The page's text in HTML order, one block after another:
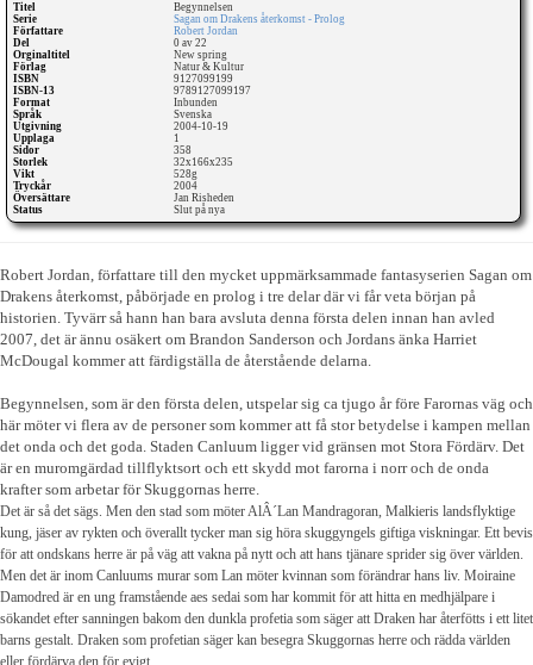
Titel
Begynnelsen
Serie
Sagan om Drakens återkomst - Prolog
Författare
Robert Jordan
Del
0 av 22
Orginaltitel
New spring
Förlag
Natur & Kultur
ISBN
9127099199
ISBN-13
9789127099197
Format
Inbunden
Språk
Svenska
Utgivning
2004-10-19
Upplaga
1
Sidor
358
Storlek
32x166x235
Vikt
528g
Tryckår
2004
Översättare
Jan Risheden
Status
Slut på nya
Robert Jordan, författare till den mycket uppmärksammade fantasyserien Sagan om
Drakens återkomst, påbörjade en prolog i tre delar där vi får veta början på
historien. Tyvärr så hann han bara avsluta denna första delen innan han avled
2007, det är ännu osäkert om Brandon Sanderson och Jordans änka Harriet
McDougal kommer att färdigställa de återstående delarna.
Begynnelsen, som är den första delen, utspelar sig ca tjugo år före Farornas väg och
här möter vi flera av de personer som kommer att få stor betydelse i kampen mellan
det onda och det goda. Staden Canluum ligger vid gränsen mot Stora Fördärv. Det
är en muromgärdad tillflyktsort och ett skydd mot farorna i norr och de onda
krafter som arbetar för Skuggornas herre.
Det är så det sägs. Men den stad som möter AlÂ´Lan Mandragoran, Malkieris landsflyktige
kung, jäser av rykten och överallt tycker man sig höra skuggyngels giftiga viskningar. Ett bevis
för att ondskans herre är på väg att vakna på nytt och att hans tjänare sprider sig över världen.
Men det är inom Canluums murar som Lan möter kvinnan som förändrar hans liv. Moiraine
Damodred är en ung framstående aes sedai som har kommit för att hitta en medhjälpare i
sökandet efter sanningen bakom den dunkla profetia som säger att Draken har återfötts i ett litet
barns gestalt. Draken som profetian säger kan besegra Skuggornas herre och rädda världen
eller fördärva den för evigt.